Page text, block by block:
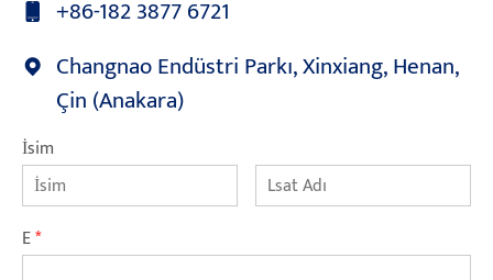
+86-182 3877 6721
Changnao Endüstri Parkı, Xinxiang, Henan,
Çin (Anakara)
İsim
E*